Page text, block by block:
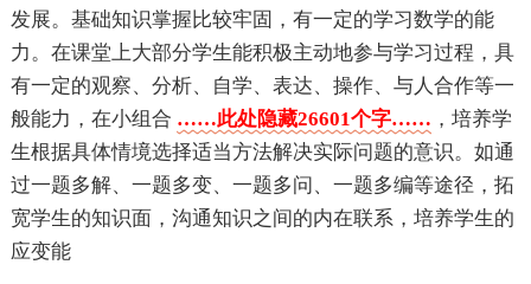
发展。基础知识掌握比较牢固，有一定的学习数学的能
力。在课堂上大部分学生能积极主动地参与学习过程，具
有一定的观察、分析、自学、表达、操作、与人合作等一
般能力，在小组合 ……此处隐藏26601个字…… ，培养学
生根据具体情境选择适当方法解决实际问题的意识。如通
过一题多解、一题多变、一题多问、一题多编等途径，拓
宽学生的知识面，沟通知识之间的内在联系，培养学生的
应变能